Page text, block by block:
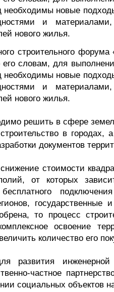
новые
и
нового жилья.
строительного форума
словам, для
новые
и
нового жилья.
решить в сфере
в
документов
стоимости
от которых
государственные
то процесс
освоение
количество его
развития
частное
социальных объектов